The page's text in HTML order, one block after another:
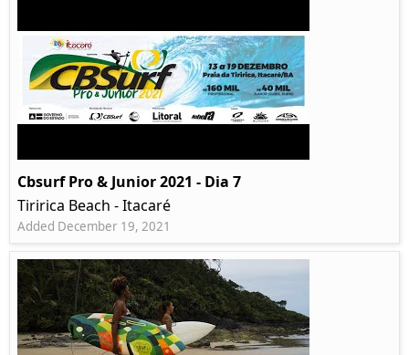
Cbsurf Pro & Junior 2021 - Dia 7
Tiririca Beach - Itacaré
Added December 19, 2021